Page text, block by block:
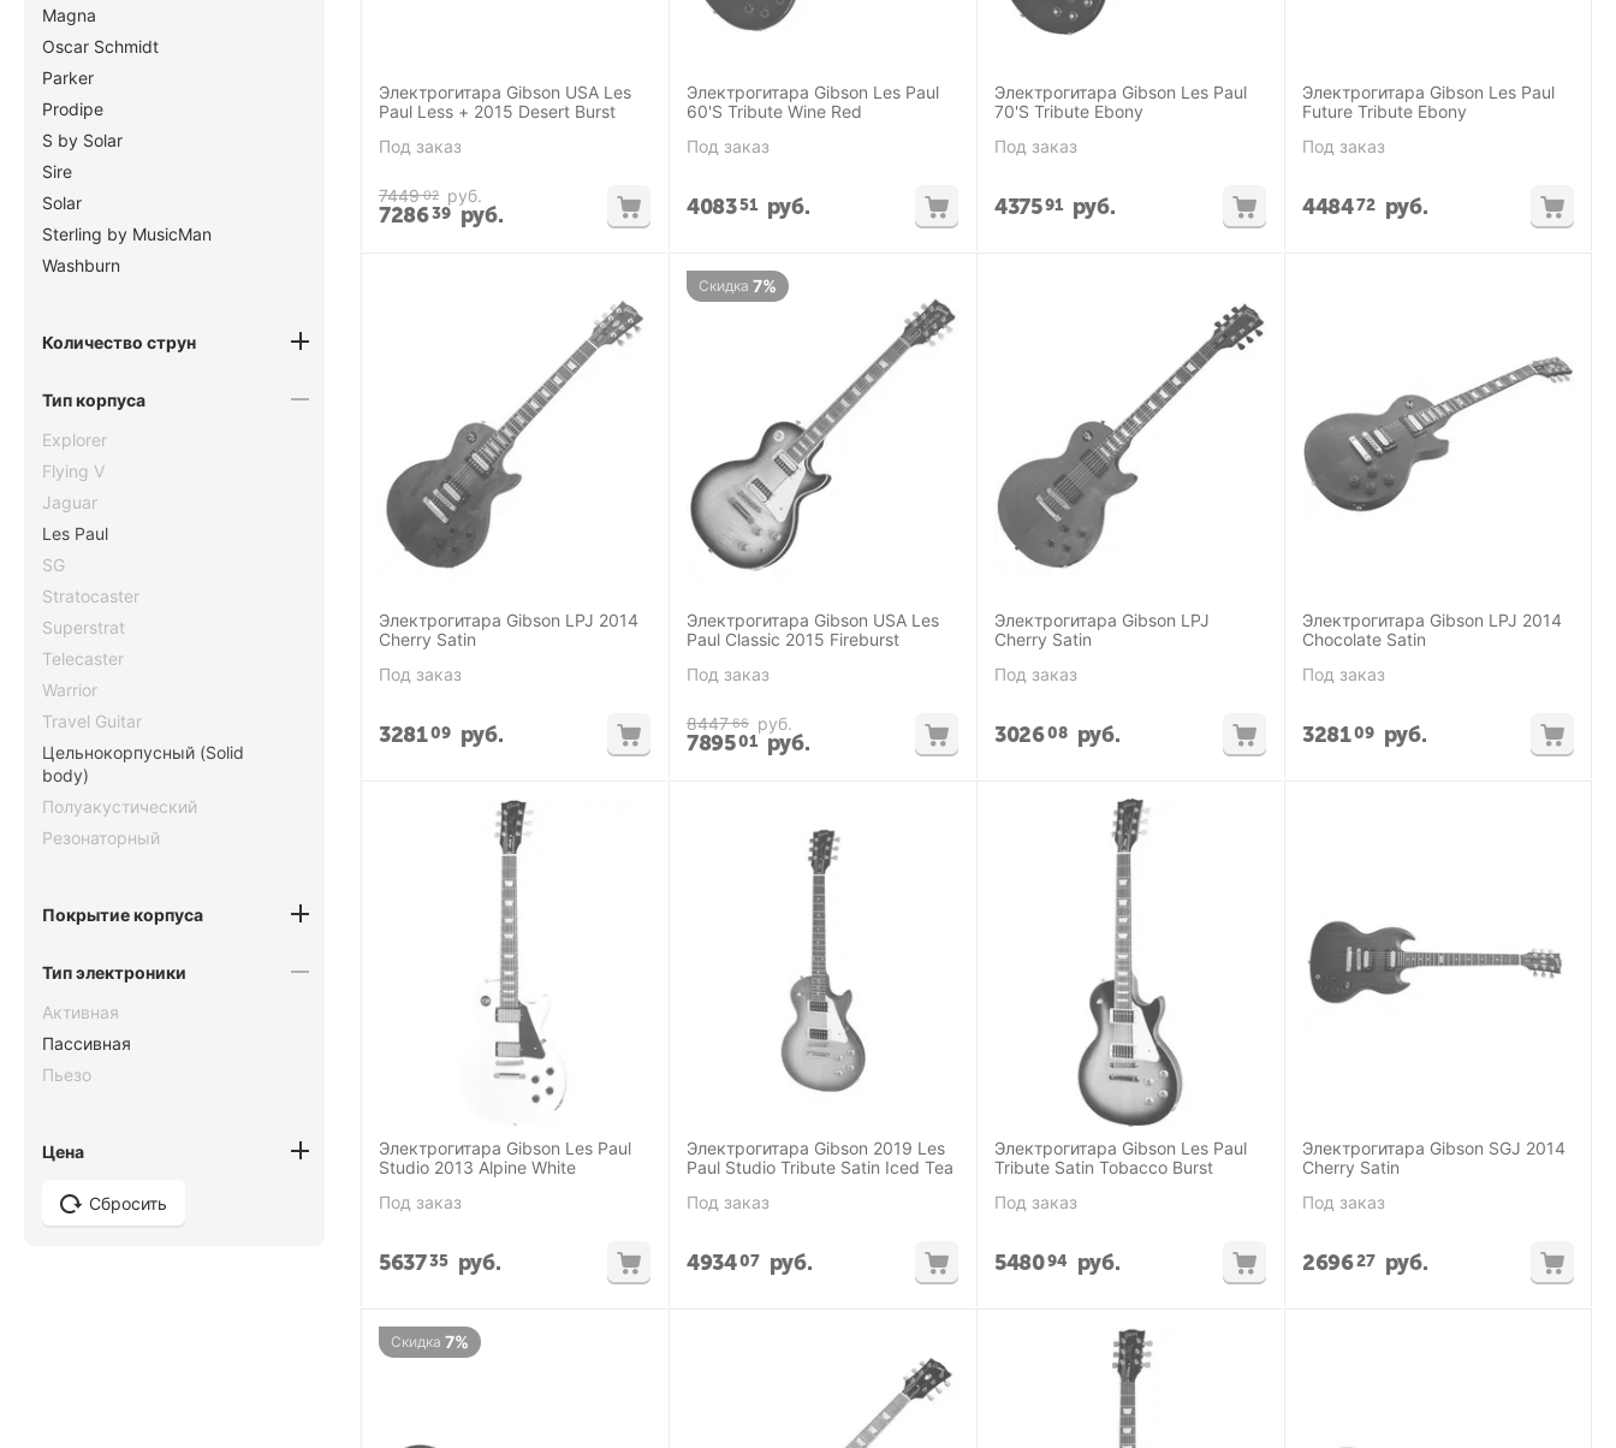
Электрогитара Gibson USA Les
Paul Less + 2015 Desert Burst
Под заказ
7449 02 руб.
728639 руб.
Электрогитара Gibson Les Paul
60'S Tribute Wine Red
Под заказ
408351 руб.
Электрогитара Gibson Les Paul
70'S Tribute Ebony
Под заказ
437591 руб.
Электрогитара Gibson Les Paul
Future Tribute Ebony
Под заказ
448472 руб.
Электрогитара Gibson LPJ 2014
Cherry Satin
Под заказ
328109 руб.
Скидка 7%
Электрогитара Gibson USA Les
Paul Classic 2015 Fireburst
Под заказ
8447 66 руб.
789501 руб.
Электрогитара Gibson LPJ
Cherry Satin
Под заказ
302608 руб.
Электрогитара Gibson LPJ 2014
Chocolate Satin
Под заказ
328109 руб.
Электрогитара Gibson Les Paul
Studio 2013 Alpine White
Под заказ
563735 руб.
Электрогитара Gibson 2019 Les
Paul Studio Tribute Satin Iced Tea
Под заказ
493407 руб.
Электрогитара Gibson Les Paul
Tribute Satin Tobacco Burst
Под заказ
548094 руб.
Электрогитара Gibson SGJ 2014
Cherry Satin
Под заказ
269627 руб.
Скидка 7%
Magna
Oscar Schmidt
Parker
Prodipe
S by Solar
Sire
Solar
Sterling by MusicMan
Washburn
Количество струн
Тип корпуса
Explorer
Flying V
Jaguar
Les Paul
SG
Stratocaster
Superstrat
Telecaster
Warrior
Travel Guitar
Цельнокорпусный (Solid
body)
Полуакустический
Резонаторный
Покрытие корпуса
Тип электроники
Активная
Пассивная
Пьезо
Цена
Сбросить